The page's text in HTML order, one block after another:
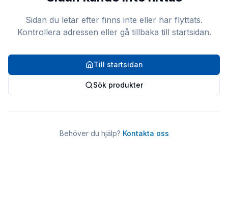
Sidan du letar efter finns inte eller har flyttats.
Kontrollera adressen eller gå tillbaka till startsidan.
Till startsidan
Sök produkter
Behöver du hjälp? Kontakta oss